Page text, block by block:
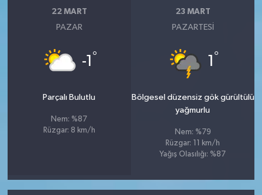
22 MART
PAZAR
-1 °
Parçalı Bulutlu
Nem: %87
Rüzgar: 8 km/h
23 MART
PAZARTESI
1 °
Bölgesel düzensiz gök gürültülü
yağmurlu
Nem: %79
Rüzgar: 11 km/h
Yağış Olasılığı: %87